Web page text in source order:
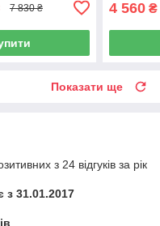
7 830 ₴ 4 560 ₴
Показати ще
з 24 відгуків за рік
з 31.01.2017